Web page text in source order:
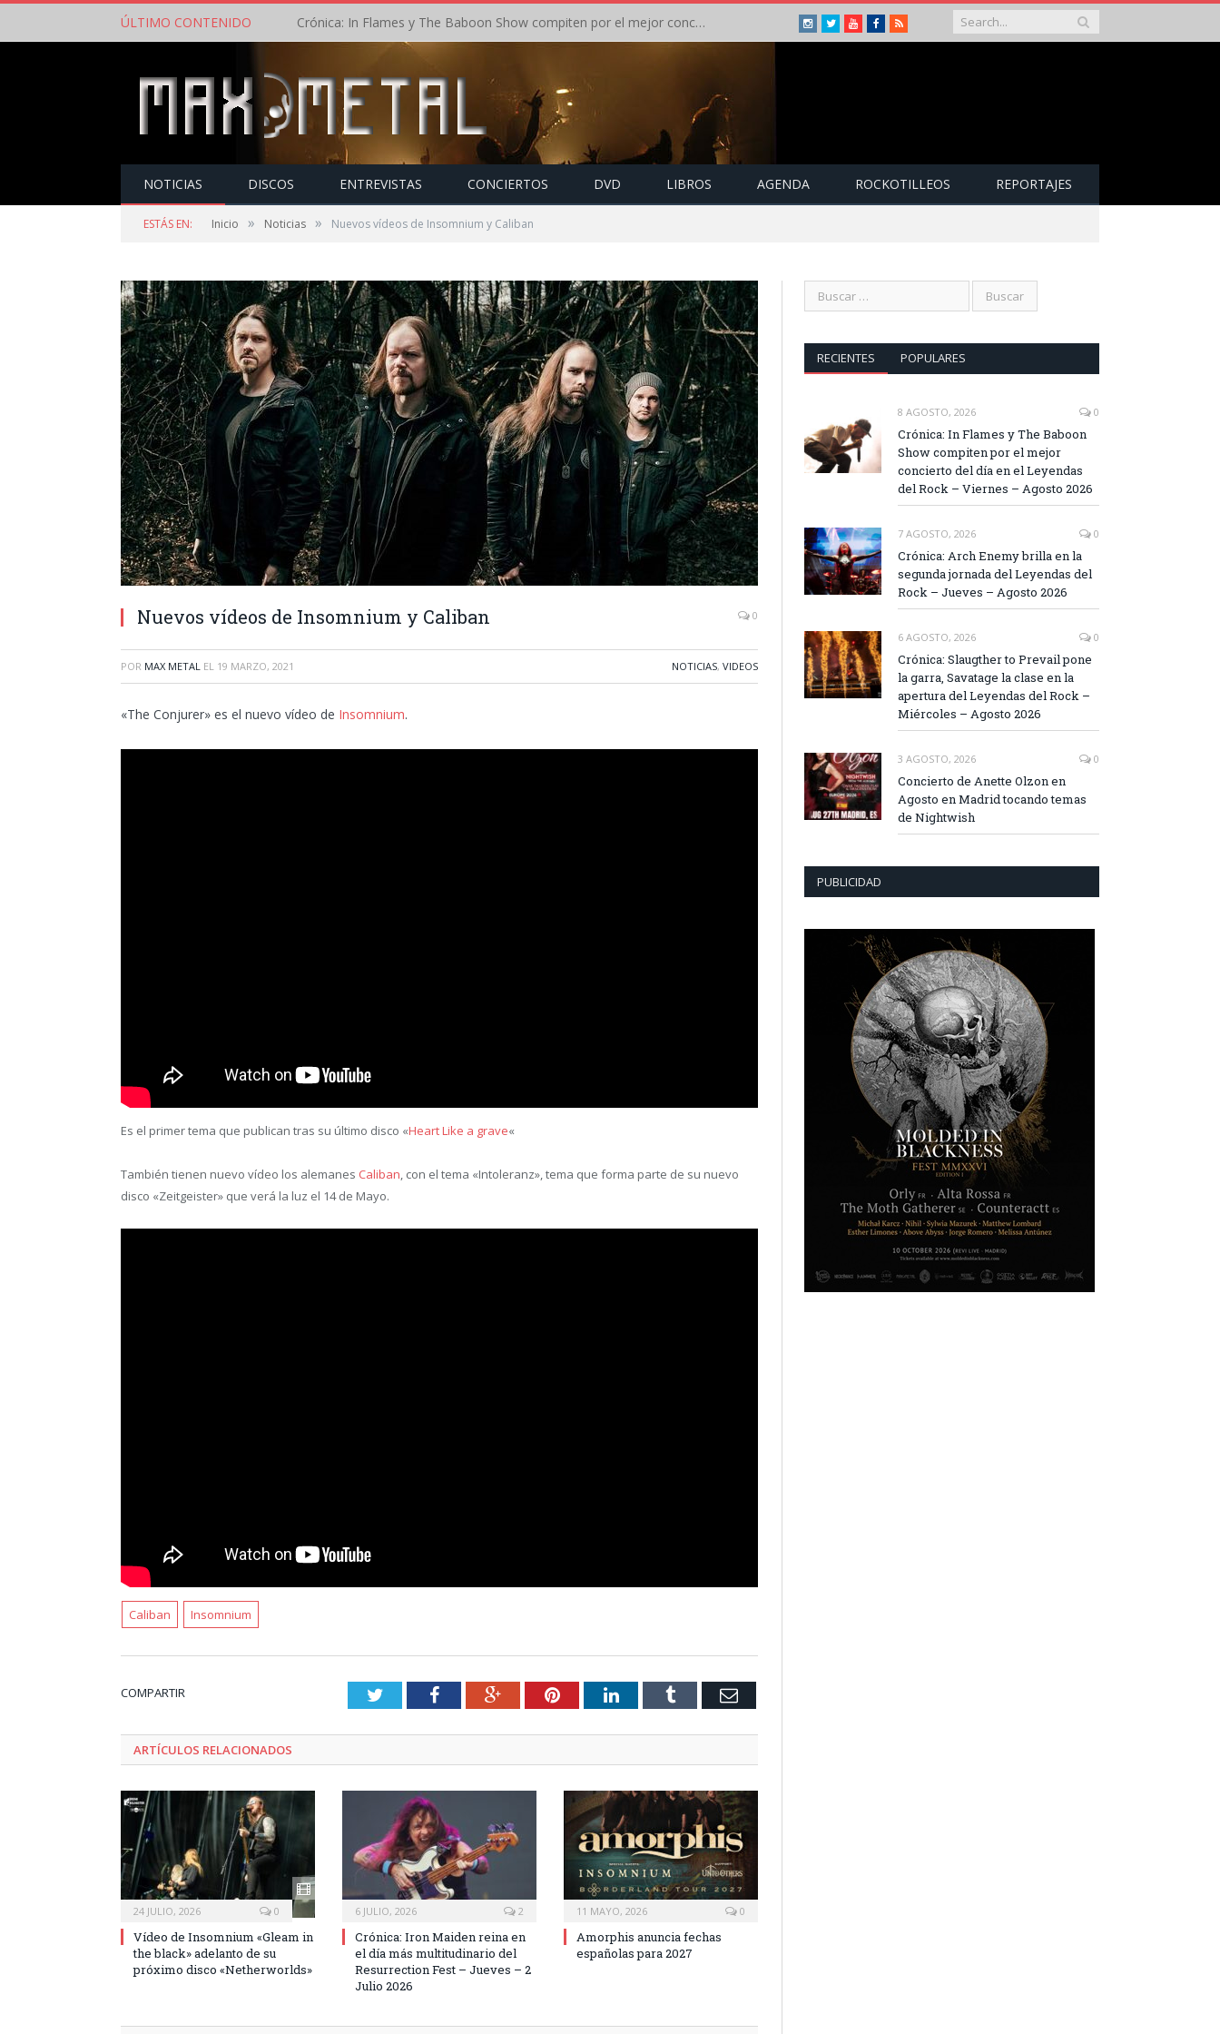
ÚLTIMO CONTENIDO Crónica: In Flames y The Baboon Show compiten por el mejor concierto del día en el Leyendas del Rock – Viernes – Agosto 2026 Instagram
TwitterYoutubeFacebook
RSS
NOTICIAS DISCOS ENTREVISTAS CONCIERTOS DVD LIBROS AGENDA ROCKOTILLEOS REPORTAJES
ESTÁS EN: Inicio » Noticias » Nuevos vídeos de Insomnium y Caliban
Nuevos vídeos de Insomnium y Caliban 0
POR MAX METAL EL 19 MARZO, 2021 NOTICIAS, VIDEOS
«The Conjurer» es el nuevo vídeo de Insomnium.
Es el primer tema que publican tras su último disco «Heart Like a grave«
También tienen nuevo vídeo los alemanes Caliban, con el tema «Intoleranz», tema que forma parte de su nuevo
disco «Zeitgeister» que verá la luz el 14 de Mayo.
Caliban Insomnium
COMPARTIR TwitterFacebookGoogle+PinterestLinkedInTumblr Email
ARTÍCULOS RELACIONADOS
24 JULIO, 2026 0
Vídeo de Insomnium «Gleam in
the black» adelanto de su
próximo disco «Netherworlds»
6 JULIO, 2026 2
Crónica: Iron Maiden reina en
el día más multitudinario del
Resurrection Fest – Jueves – 2
Julio 2026
11 MAYO, 2026 0
Amorphis anuncia fechas
españolas para 2027
RECIENTES POPULARES
8 AGOSTO, 2026 0
Crónica: In Flames y The Baboon
Show compiten por el mejor
concierto del día en el Leyendas
del Rock – Viernes – Agosto 2026
7 AGOSTO, 2026 0
Crónica: Arch Enemy brilla en la
segunda jornada del Leyendas del
Rock – Jueves – Agosto 2026
6 AGOSTO, 2026 0
Crónica: Slaugther to Prevail pone
la garra, Savatage la clase en la
apertura del Leyendas del Rock –
Miércoles – Agosto 2026
3 AGOSTO, 2026 0
Concierto de Anette Olzon en
Agosto en Madrid tocando temas
de Nightwish
PUBLICIDAD